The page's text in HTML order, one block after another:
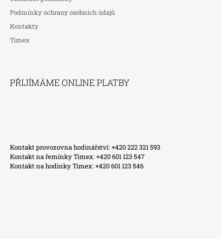
Podmínky ochrany osobních údajů
Kontakty
Timex
PŘIJÍMÁME ONLINE PLATBY
Kontakt provozovna hodinářství: +420 222 321 593
Kontakt na řemínky Timex: +420 601 123 547
Kontakt na hodinky Timex: +420 601 123 546